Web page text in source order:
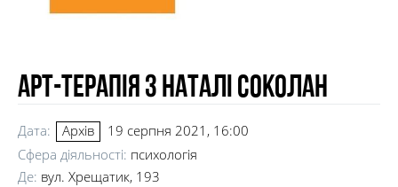
Арт-терапія з Наталі Соколан
Дата: Архів
19 серпня 2021, 16:00
Сфера діяльності: психологія
Де: вул. Хрещатик, 193